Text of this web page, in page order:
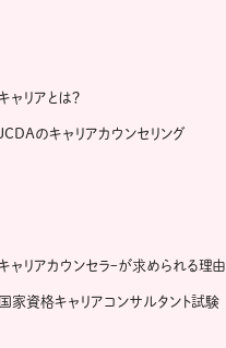
ャリアとは？
JCDAのキャリアカウンセリング
ャリアカウンセラｰが求められる理由
国家資格キャリアコンサルタント試験